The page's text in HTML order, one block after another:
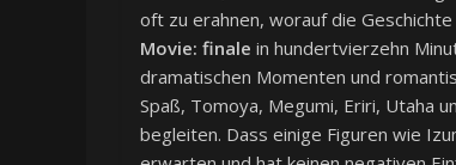
oft zu erahnen, worauf die
Movie: finale in hundertvierzehn
dramatischen Momenten und
Spaß, Tomoya, Megumi, Eriri, Utaha
begleiten. Dass einige Figuren wie